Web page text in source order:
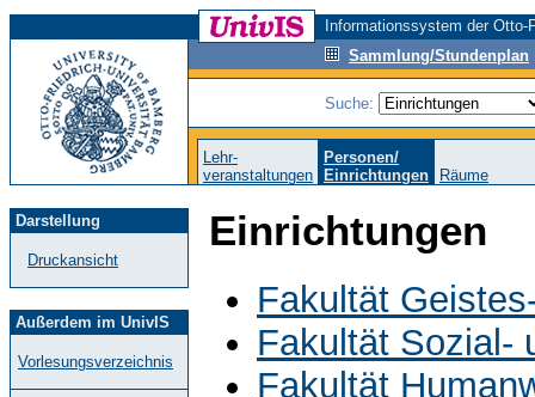
Informationssystem der
Sammlung/Stundenplan
Suche:
Lehr-
veranstaltungen
Personen/
Einrichtungen
Räume
Darstellung
Druckansicht
Außerdem im UnivIS
Vorlesungsverzeichnis
Einrichtungen
Fakultät
Fakultät Sozial-
Fakultät